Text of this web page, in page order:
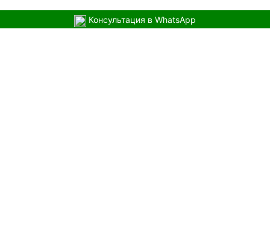
Консультация в WhatsApp